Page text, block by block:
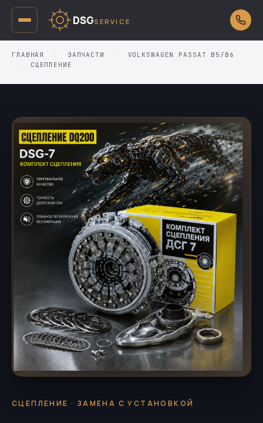
DSGSERVICE
ГЛАВНАЯ ЗАПЧАСТИ
VOLKSWAGEN PASSAT B5/B6
СЦЕПЛЕНИЕ
СЦЕПЛЕНИЕ · ЗАМЕНА С УСТАНОВКОЙ